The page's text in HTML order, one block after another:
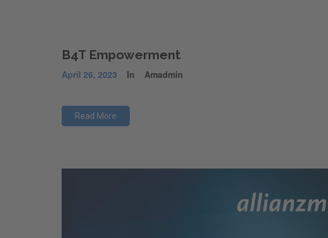
B4T Empowerment
April 26, 2023 In Amadmin
Read More